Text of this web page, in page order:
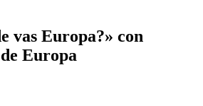
vas Europa?» con
Europa